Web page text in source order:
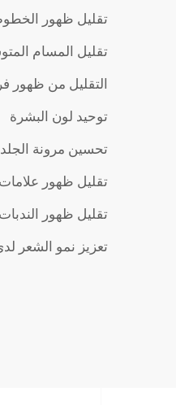
تقليل ظهور
تقليل المسام
التقليل من ظهور
توحيد لون البشرة
تحسين مرونة الجلد
تقليل ظهور علامات
تقليل ظهور الندبات
تعزيز نمو الشعر